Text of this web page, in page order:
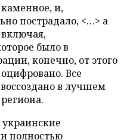
и,
пострадало, <…> а
включая,
было в
конечно, от этого
Все
в лучшем
полностью